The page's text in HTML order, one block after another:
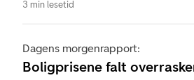
3 min lesetid
Dagens morgenrapport:
Boligprisene falt